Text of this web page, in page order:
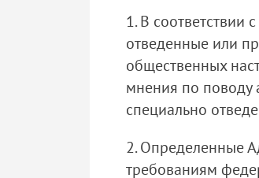
1. В
отведенные или
общественных
мнения по поводу
специально
2. Определенные
требованиям